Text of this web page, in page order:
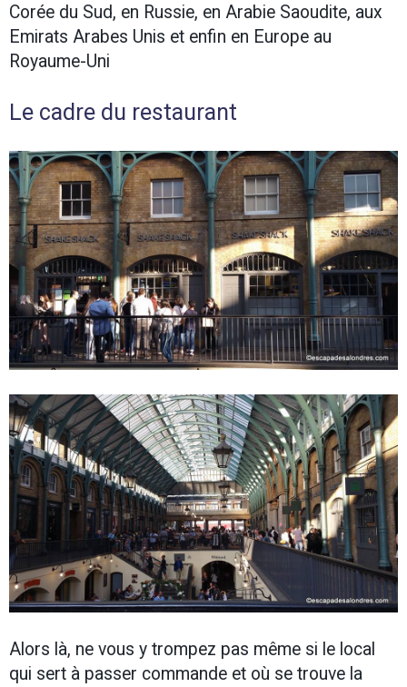
Corée du Sud, en Russie, en Arabie Saoudite, aux
Emirats Arabes Unis et enfin en Europe au
Royaume-Uni
Le cadre du restaurant
Alors là, ne vous y trompez pas même si le local
qui sert à passer commande et où se trouve la